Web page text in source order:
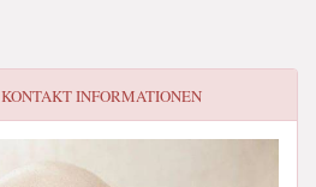
KONTAKT INFORMATIONEN